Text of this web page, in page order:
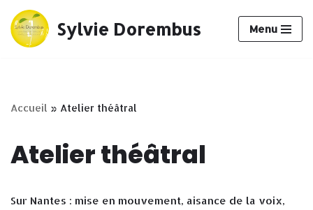
Aller
Sylvie Dorembus Menu
Accueil » Atelier théâtral
Atelier théâtral
Sur Nantes : mise en mouvement, aisance de la voix,